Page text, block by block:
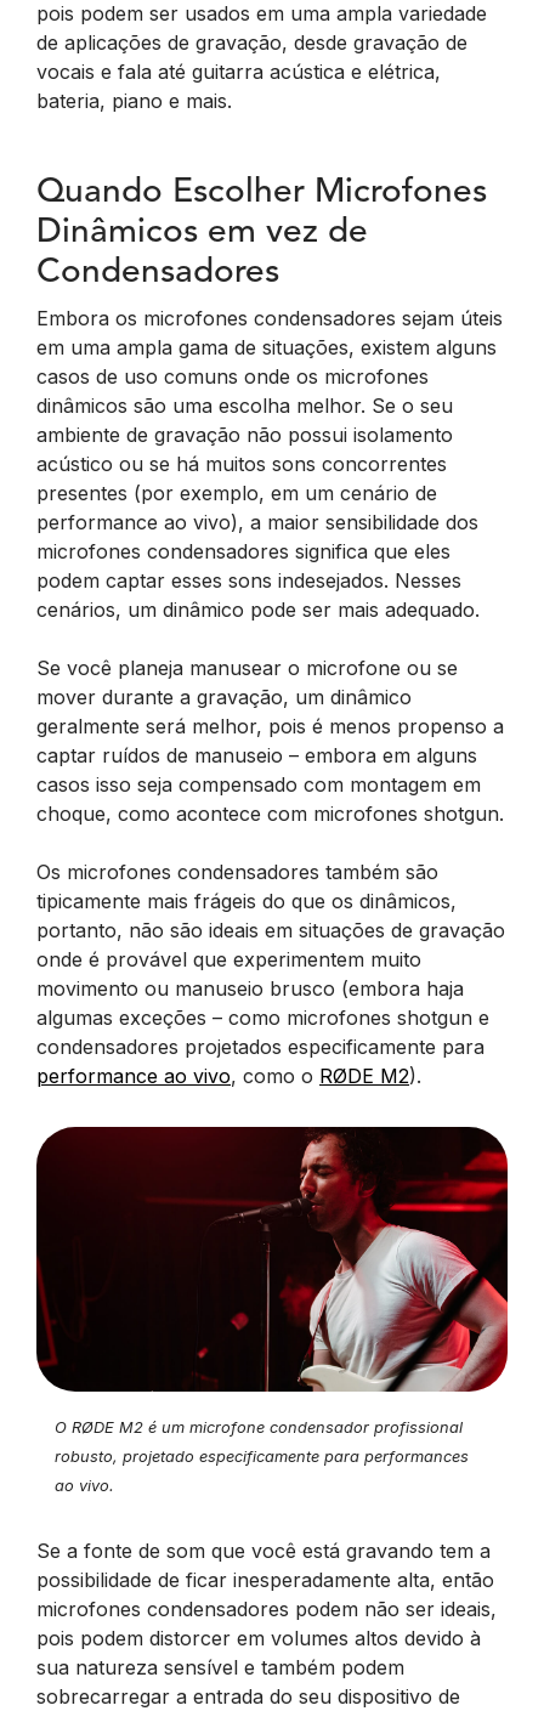
pois podem ser usados em uma ampla variedade
de aplicações de gravação, desde gravação de
vocais e fala até guitarra acústica e elétrica,
bateria, piano e mais.
Quando Escolher Microfones
Dinâmicos em vez de
Condensadores
Embora os microfones condensadores sejam úteis
em uma ampla gama de situações, existem alguns
casos de uso comuns onde os microfones
dinâmicos são uma escolha melhor. Se o seu
ambiente de gravação não possui isolamento
acústico ou se há muitos sons concorrentes
presentes (por exemplo, em um cenário de
performance ao vivo), a maior sensibilidade dos
microfones condensadores significa que eles
podem captar esses sons indesejados. Nesses
cenários, um dinâmico pode ser mais adequado.
Se você planeja manusear o microfone ou se
mover durante a gravação, um dinâmico
geralmente será melhor, pois é menos propenso a
captar ruídos de manuseio – embora em alguns
casos isso seja compensado com montagem em
choque, como acontece com microfones shotgun.
Os microfones condensadores também são
tipicamente mais frágeis do que os dinâmicos,
portanto, não são ideais em situações de gravação
onde é provável que experimentem muito
movimento ou manuseio brusco (embora haja
algumas exceções – como microfones shotgun e
condensadores projetados especificamente para
performance ao vivo, como o RØDE M2).
O RØDE M2 é um microfone condensador profissional
robusto, projetado especificamente para performances
ao vivo.
Se a fonte de som que você está gravando tem a
possibilidade de ficar inesperadamente alta, então
microfones condensadores podem não ser ideais,
pois podem distorcer em volumes altos devido à
sua natureza sensível e também podem
sobrecarregar a entrada do seu dispositivo de